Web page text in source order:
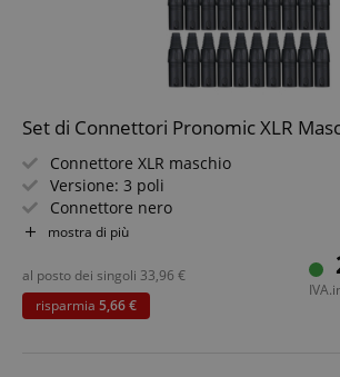
Set di Connettori Pronomic XLR
Connettore XLR maschio
Versione: 3 poli
Connettore nero
Alta qualità con chiusura a strappo
20 pezzi
mostra di più
al posto dei singoli 33,96 €
risparmia 5,66 €